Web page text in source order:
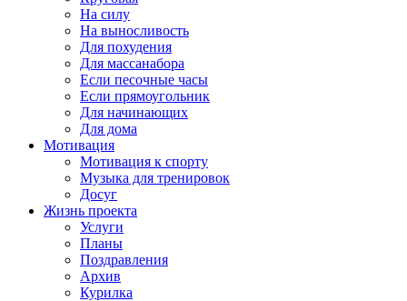
На силу
На выносливость
Для похудения
Для массанабора
Если песочные часы
Если прямоугольник
Для начинающих
Для дома
Мотивация
Мотивация к спорту
Музыка для тренировок
Досуг
Жизнь проекта
Услуги
Планы
Поздравления
Архив
Курилка